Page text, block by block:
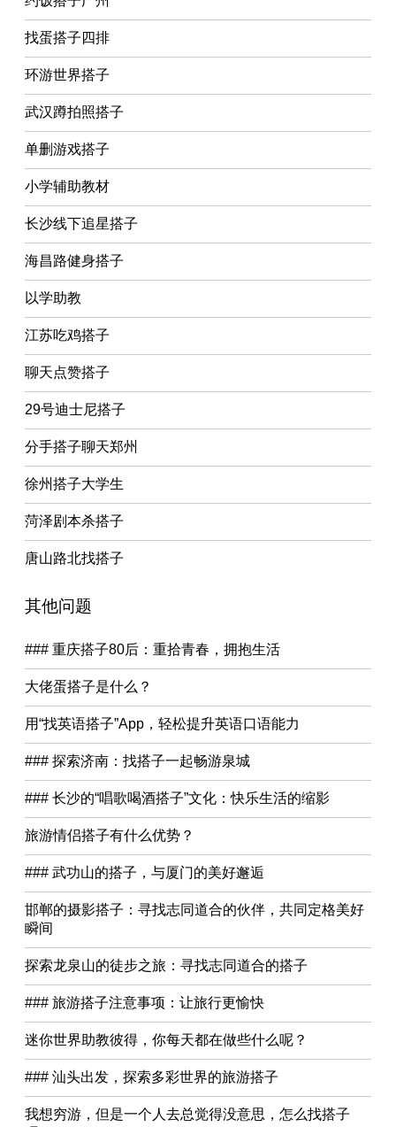
找蛋搭子四排
环游世界搭子
武汉蹲拍照搭子
单删游戏搭子
小学辅助教材
长沙线下追星搭子
海昌路健身搭子
以学助教
江苏吃鸡搭子
聊天点赞搭子
29号迪士尼搭子
分手搭子聊天郑州
徐州搭子大学生
菏泽剧本杀搭子
唐山路北找搭子
其他问题
### 重庆搭子80后：重拾青春，拥抱生活
大佬蛋搭子是什么？
用“找英语搭子”App，轻松提升英语口语能力
### 探索济南：找搭子一起畅游泉城
### 长沙的“唱歌喝酒搭子”文化：快乐生活的缩影
旅游情侣搭子有什么优势？
### 武功山的搭子，与厦门的美好邂逅
邯郸的摄影搭子：寻找志同道合的伙伴，共同定格美好
瞬间
探索龙泉山的徒步之旅：寻找志同道合的搭子
### 旅游搭子注意事项：让旅行更愉快
迷你世界助教彼得，你每天都在做些什么呢？
### 汕头出发，探索多彩世界的旅游搭子
我想穷游，但是一个人去总觉得没意思，怎么找搭子